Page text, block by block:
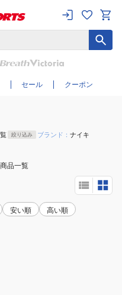
セール クーポン
込む
絞り込み ブランド： ナイキ
品一覧
安い順 高い順